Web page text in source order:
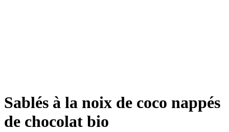
Sablés à la noix de coco nappés
de chocolat bio